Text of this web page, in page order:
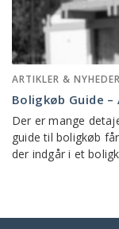
ARTIKLER & NYHEDER
Boligkøb Guide
Der er mange
guide til boligkøb
der indgår i et